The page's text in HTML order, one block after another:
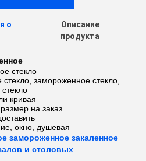
о
Описание
продукта
стекло
стекло, замороженное стекло,
кривая
на заказ
окно, душевая
замороженное закаленное
и столовых